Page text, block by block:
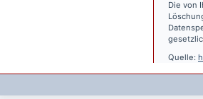
Die von
Quelle: